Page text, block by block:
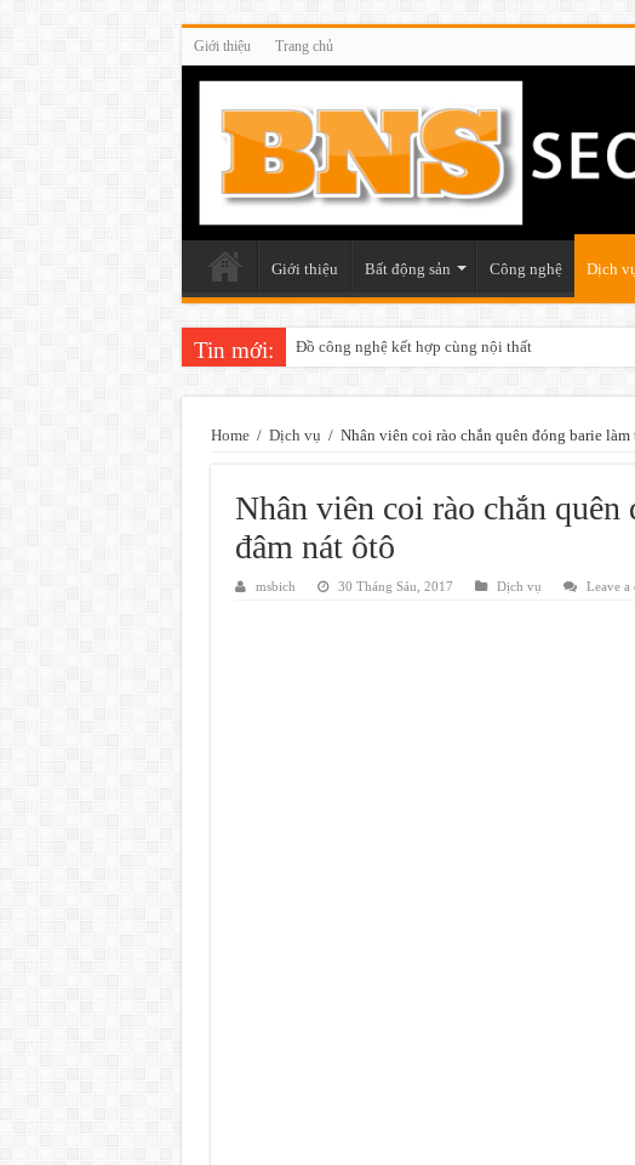
Giới thiệu Trang chủ
Giới thiệu Bất động sản Công nghệ Dịch
Tin mới: Đồ công nghệ kết hợp cùng nội thất
Home / Dịch vụ / Nhân viên coi rào chắn quên đóng barie làm
Nhân viên coi rào chắn quên
đâm nát ôtô
msbich 30 Tháng Sáu, 2017 Dịch vụ Leave a